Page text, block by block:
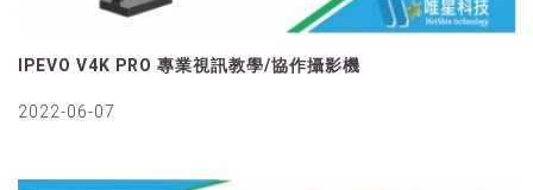
IPEVO V4K PRO 專業視訊教學/協作攝影機
2022-06-07